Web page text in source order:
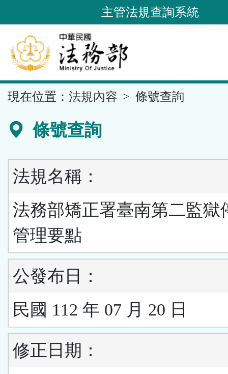
到
要
內
容
區
主管法規查詢系統
現在位置： 法規內容 條號查詢
條號查詢
法規名稱：
法務部矯正署臺南第二監獄
管理要點
公發布日：
民國 112 年 07 月 20 日
修正日期：